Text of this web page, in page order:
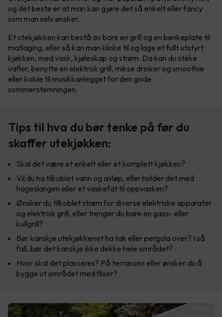
og det beste er at man kan gjøre det så enkelt eller fancy
som man selv ønsker.
Et utekjøkken kan bestå av bare en grill og en benkeplate til
matlaging, eller så kan man klinke til og lage et fullt utstyrt
kjøkken, med vask, kjøleskap og strøm. Da kan du steke
vafler, benytte en elektrisk grill, mikse drinker og smoothie
eller koble til musikkanlegget for den gode
sommerstemningen.
Tips til hva du bør tenke på før du
skaffer utekjøkken:
Skal det være et enkelt eller et komplett kjøkken?
Vil du ha tilkoblet vann og avløp, eller holder det med
hageslangen eller et vaskefat til oppvasken?
Ønsker du tilkoblet strøm for diverse elektriske apparater
og elektrisk grill, eller trenger du bare en gass- eller
kullgrill?
Bør kanskje utekjøkkenet ha tak eller pergola over? I så
fall, bør det kanskje ikke dekke hele området?
Hvor skal det plasseres? På terrassen eller ønsker du å
bygge ut området med fliser?